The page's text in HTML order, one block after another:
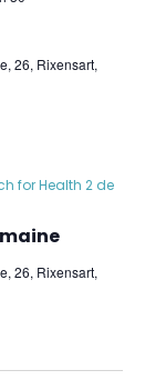
et
26, Rixensart,
for Health 2 de
26, Rixensart,